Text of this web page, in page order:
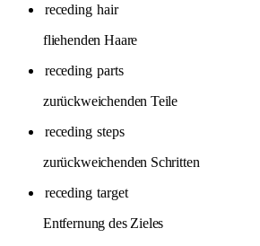
receding hair
fliehenden Haare
receding parts
zurückweichenden Teile
receding steps
zurückweichenden Schritten
receding target
Entfernung des Zieles